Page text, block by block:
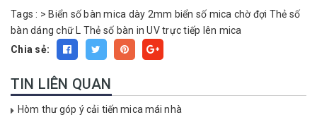
Tags : >Biển số bàn mica dày 2mm biển số mica chờ đợi Thẻ số
bàn dáng chữ L Thẻ số bàn in UV trực tiếp lên mica
Chia sẻ:
TIN LIÊN QUAN
Hòm thư góp ý cải tiến mica mái nhà